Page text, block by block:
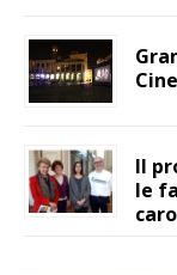
Il
le
caro